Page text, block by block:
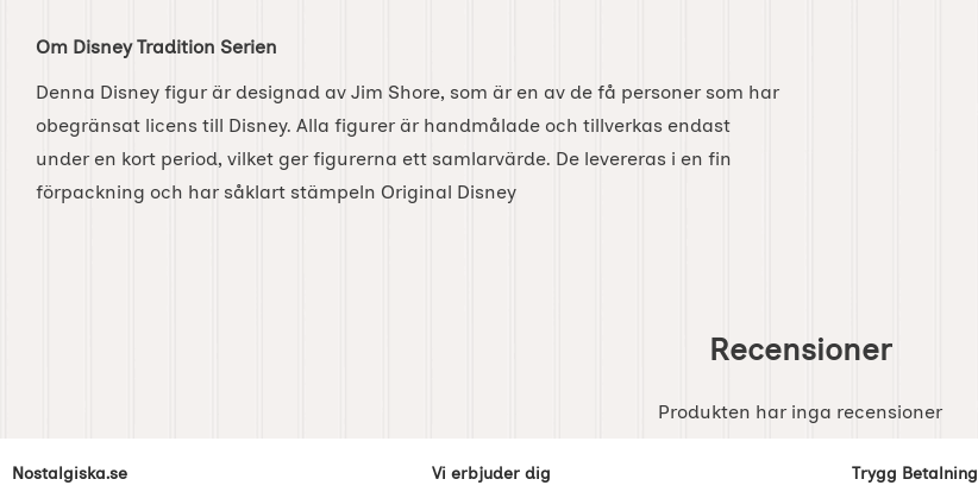
Om Disney Tradition Serien
Denna Disney figur är designad av Jim Shore, som är en av de få personer som har
obegränsat licens till Disney. Alla figurer är handmålade och tillverkas endast
under en kort period, vilket ger figurerna ett samlarvärde. De levereras i en fin
förpackning och har såklart stämpeln Original Disney
Recensioner
Produkten har inga recensioner
Sidfot Blandad info och länkar
Nostalgiska.se Vi erbjuder dig Trygg Betalning